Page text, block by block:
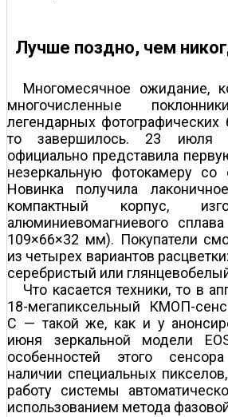
Лучше поздно, чем
Многомесячное ожидание,
многочисленные
легендарных
то завершилось. 23 июля
официально представила
незеркальную фотокамеру со
Новинка получила
компактный корпус,
алюминиево­магниевого
109×66×32 мм). Покупатели
из четырех вариантов
серебристый или
Что касается техники, то в
18-мегапиксельный КМОП-
C — такой же, как и у
июня зеркальной модели
особенностей этого
наличии специальных
работу системы
использованием метода